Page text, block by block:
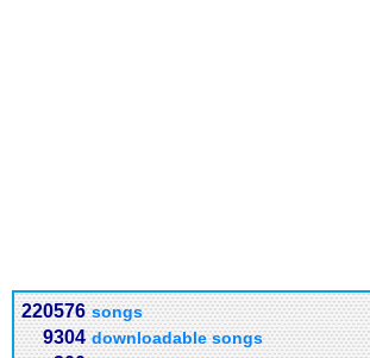
220576 songs
9304 downloadable songs